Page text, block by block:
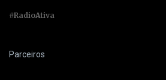
#RadioAtiva
Parceiros